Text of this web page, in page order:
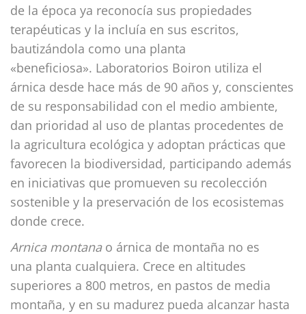
de la época ya reconocía sus propiedades
terapéuticas y la incluía en sus escritos,
bautizándola como una planta
«beneficiosa». Laboratorios Boiron utiliza el
árnica desde hace más de 90 años y, conscientes
de su responsabilidad con el medio ambiente,
dan prioridad al uso de plantas procedentes de
la agricultura ecológica y adoptan prácticas que
favorecen la biodiversidad, participando además
en iniciativas que promueven su recolección
sostenible y la preservación de los ecosistemas
donde crece.
Arnica montanao árnica de montaña no es
una planta cualquiera. Crece en altitudes
superiores a 800 metros, en pastos de media
montaña, y en su madurez pueda alcanzar hasta